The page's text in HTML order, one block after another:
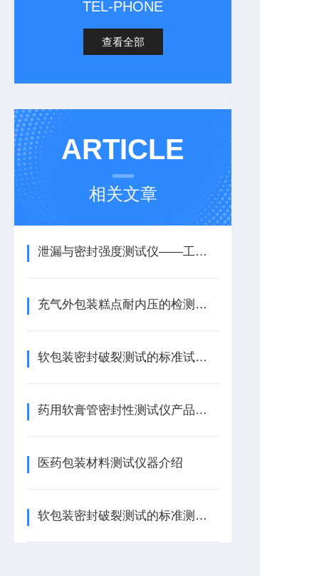
TEL-PHONE
查看全部
ARTICLE
相关文章
泄漏与密封强度测试仪——工作原理与执行标准
充气外包装糕点耐内压的检测方法
软包装密封破裂测试的标准试验方法
药用软膏管密封性测试仪产品特点
医药包装材料测试仪器介绍
软包装密封破裂测试的标准测试方法